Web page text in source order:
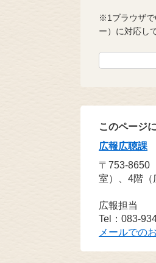
※1ブラウザで
ー）に対応し
このページ
広報広聴課
〒753-
室）、4階（
広報担当
Tel：083-
メールでの